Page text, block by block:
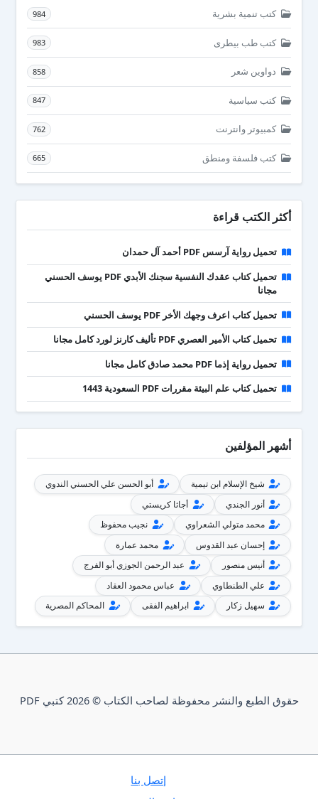
كتب تنمية بشرية 984
كتب طب بيطرى 983
دواوين شعر 858
كتب سياسية 847
كمبيوتر وانترنت 762
كتب فلسفة ومنطق 665
أكثر الكتب قراءة
تحميل رواية آرسس PDF أحمد آل حمدان
تحميل كتاب عقدك النفسية سجنك الأبدي PDF يوسف الحسني
مجانا
تحميل كتاب اعرف وجهك الأخر PDF يوسف الحسني
تحميل كتاب الأمير العصري PDF تأليف كارنز لورد كامل مجانا
تحميل رواية إذما PDF محمد صادق كامل مجانا
تحميل كتاب علم البيئة مقررات PDF السعودية 1443
أشهر المؤلفين
شيخ الإسلام ابن تيمية
أبو الحسن علي الحسني الندوي
أنور الجندي
أجاثا كريستي
محمد متولي الشعراوي
نجيب محفوظ
إحسان عبد القدوس
محمد عمارة
أنيس منصور
عبد الرحمن الجوزي أبو الفرج
علي الطنطاوي
عباس محمود العقاد
سهيل زكار
ابراهيم الفقى المحاكم المصرية
حقوق الطبع والنشر محفوظة لصاحب الكتاب © 2026 كتبي PDF
إتصل بنا